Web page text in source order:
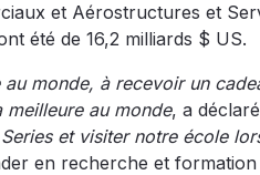
et Aérostructures et
été de 16,2 milliards $ US.
monde, à recevoir un
au monde, a
et visiter notre école
en recherche et formation